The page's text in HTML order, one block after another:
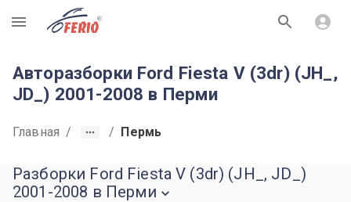
R
Авторазборки Ford Fiesta V (3dr) (JH_,
JD_) 2001-2008 в Перми
Главная / / Пермь
Разборки Ford Fiesta V (3dr) (JH_, JD_)
2001-2008 в Перми